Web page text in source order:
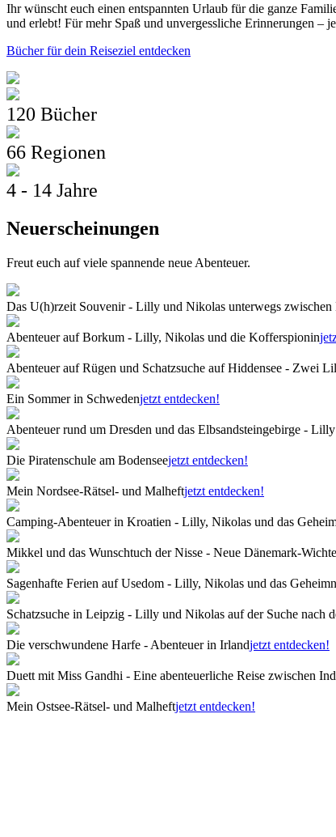
Ihr wünscht euch einen entspannten Urlaub für die ganze
und erlebt! Für mehr Spaß und unvergessliche Erinnerungen –
Bücher für dein Reiseziel entdecken
120 Bücher
66 Regionen
4 - 14 Jahre
Neuerscheinungen
Freut euch auf viele spannende neue Abenteuer.
Das U(h)rzeit Souvenir - Lilly und Nikolas unterwegs
Abenteuer auf Borkum - Lilly, Nikolas und die Kofferspionin
Abenteuer auf Rügen und Schatzsuche auf Hiddensee - Zwei
Ein Sommer in Schwedenjetzt entdecken!
Abenteuer rund um Dresden und das Elbsandsteingebirge -
Die Piratenschule am Bodenseejetzt entdecken!
Mein Nordsee-Rätsel- und Malheftjetzt entdecken!
Camping-Abenteuer in Kroatien - Lilly, Nikolas und das
Mikkel und das Wunschtuch der Nisse - Neue Dänemark-
Sagenhafte Ferien auf Usedom - Lilly, Nikolas und das
Schatzsuche in Leipzig - Lilly und Nikolas auf der Suche nach
Die verschwundene Harfe - Abenteuer in Irlandjetzt entdecken!
Duett mit Miss Gandhi - Eine abenteuerliche Reise zwischen
Mein Ostsee-Rätsel- und Malheftjetzt entdecken!